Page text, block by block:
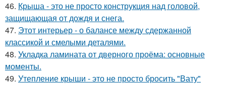
46. Крыша - это не просто конструкция над головой,
защищающая от дождя и снега.
47. Этот интерьер - о балансе между сдержанной
классикой и смелыми деталями.
48. Укладка ламината от дверного проёма: основные
моменты.
49. Утепление крыши - это не просто бросить "Вату"